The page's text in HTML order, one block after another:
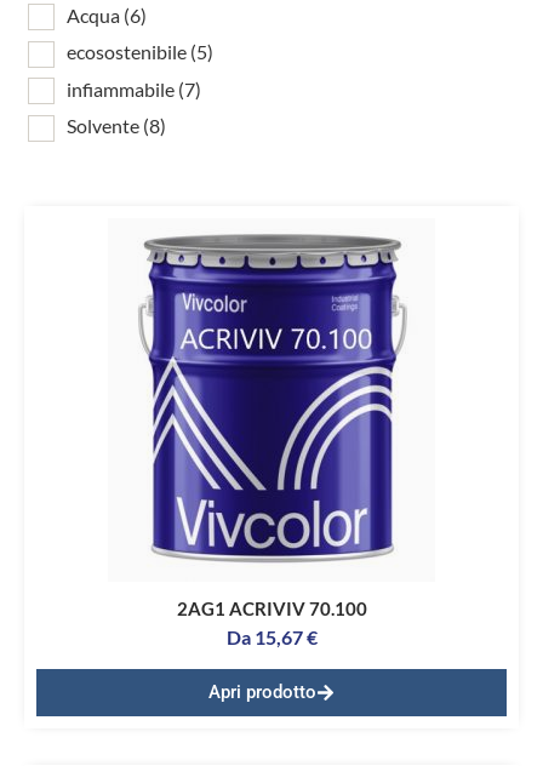
Acqua (6)
ecosostenibile (5)
infiammabile (7)
Solvente (8)
2AG1 ACRIVIV 70.100
Da 15,67€
Apri prodotto